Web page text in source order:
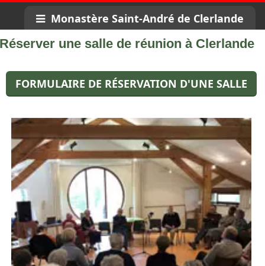
Monastère Saint-André de Clerlande
hôtellerie Réserver une salle de réunion
une salle de réunion à Clerlande
FORMULAIRE DE RÉSERVATION D'UNE SALLE